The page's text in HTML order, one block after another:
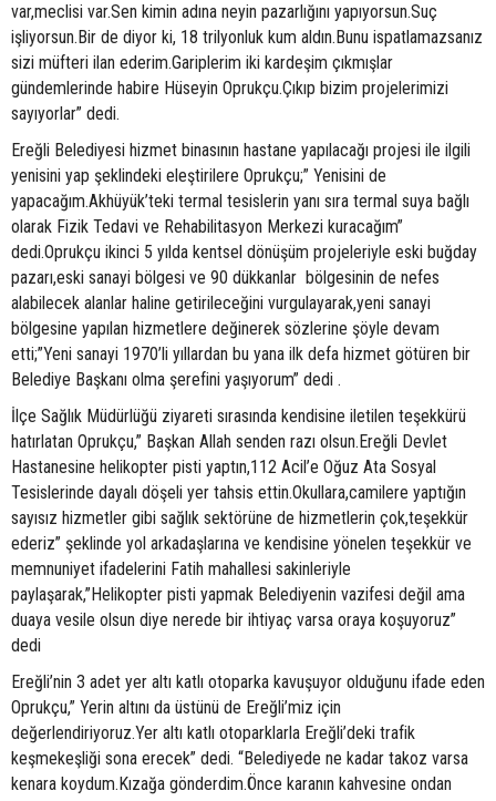
var,meclisi var.Sen kimin adına neyin pazarlığını yapıyorsun.Suç
işliyorsun.Bir de diyor ki, 18 trilyonluk kum aldın.Bunu ispatlamazsanız
sizi müfteri ilan ederim.Gariplerim iki kardeşim çıkmışlar
gündemlerinde habire Hüseyin Oprukçu.Çıkıp bizim projelerimizi
sayıyorlar” dedi.
Ereğli Belediyesi hizmet binasının hastane yapılacağı projesi ile ilgili
yenisini yap şeklindeki eleştirilere Oprukçu;” Yenisini de
yapacağım.Akhüyük’teki termal tesislerin yanı sıra termal suya bağlı
olarak Fizik Tedavi ve Rehabilitasyon Merkezi kuracağım”
dedi.Oprukçu ikinci 5 yılda kentsel dönüşüm projeleriyle eski buğday
pazarı,eski sanayi bölgesi ve 90 dükkanlar bölgesinin de nefes
alabilecek alanlar haline getirileceğini vurgulayarak,yeni sanayi
bölgesine yapılan hizmetlere değinerek sözlerine şöyle devam
etti;”Yeni sanayi 1970’li yıllardan bu yana ilk defa hizmet götüren bir
Belediye Başkanı olma şerefini yaşıyorum” dedi .
İlçe Sağlık Müdürlüğü ziyareti sırasında kendisine iletilen teşekkürü
hatırlatan Oprukçu,” Başkan Allah senden razı olsun.Ereğli Devlet
Hastanesine helikopter pisti yaptın,112 Acil’e Oğuz Ata Sosyal
Tesislerinde dayalı döşeli yer tahsis ettin.Okullara,camilere yaptığın
sayısız hizmetler gibi sağlık sektörüne de hizmetlerin çok,teşekkür
ederiz” şeklinde yol arkadaşlarına ve kendisine yönelen teşekkür ve
memnuniyet ifadelerini Fatih mahallesi sakinleriyle
paylaşarak,”Helikopter pisti yapmak Belediyenin vazifesi değil ama
duaya vesile olsun diye nerede bir ihtiyaç varsa oraya koşuyoruz”
dedi
Ereğli’nin 3 adet yer altı katlı otoparka kavuşuyor olduğunu ifade eden
Oprukçu,” Yerin altını da üstünü de Ereğli’miz için
değerlendiriyoruz.Yer altı katlı otoparklarla Ereğli’deki trafik
keşmekeşliği sona erecek” dedi. “Belediyede ne kadar takoz varsa
kenara koydum.Kızağa gönderdim.Önce karanın kahvesine ondan